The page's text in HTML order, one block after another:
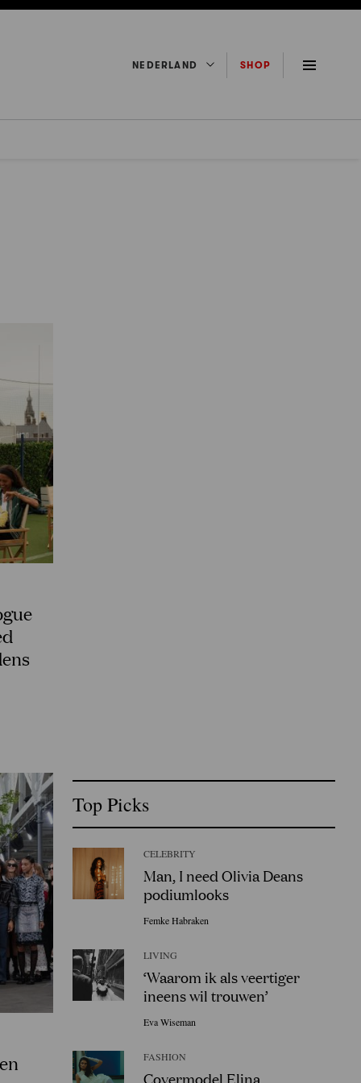
NEDERLAND SHOP
Top Picks
CELEBRITY
Man, I need Olivia Deans
podiumlooks
Femke Habraken
LIVING
‘Waarom ik als veertiger
ineens wil trouwen’
Eva Wiseman
FASHION
Covermodel Elina